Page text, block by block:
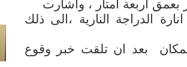
بعمق اربعة امتار ، واشارت
الدراجة النارية ،الى ذلك
بعد ان تلقت خبر وقوع